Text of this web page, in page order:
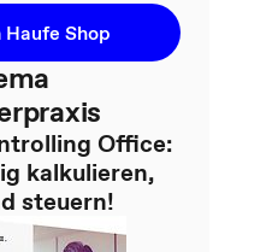
Haufe Shop
Office:
kalkulieren,
steuern!